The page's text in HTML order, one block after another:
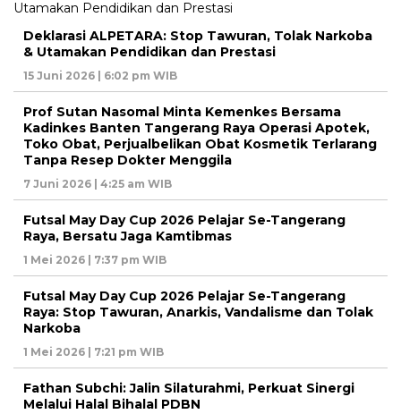
Deklarasi ALPETARA: Stop Tawuran, Tolak Narkoba
& Utamakan Pendidikan dan Prestasi
15 Juni 2026 | 6:02 pm WIB
Prof Sutan Nasomal Minta Kemenkes Bersama
Kadinkes Banten Tangerang Raya Operasi Apotek,
Toko Obat, Perjualbelikan Obat Kosmetik Terlarang
Tanpa Resep Dokter Menggila
7 Juni 2026 | 4:25 am WIB
Futsal May Day Cup 2026 Pelajar Se-Tangerang
Raya, Bersatu Jaga Kamtibmas
1 Mei 2026 | 7:37 pm WIB
Futsal May Day Cup 2026 Pelajar Se-Tangerang
Raya: Stop Tawuran, Anarkis, Vandalisme dan Tolak
Narkoba
1 Mei 2026 | 7:21 pm WIB
Fathan Subchi: Jalin Silaturahmi, Perkuat Sinergi
Melalui Halal Bihalal PDBN